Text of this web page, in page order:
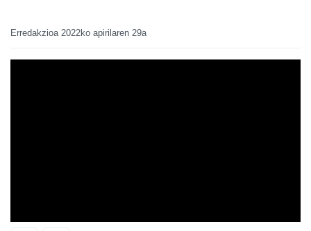
Erredakzioa 2022ko apirilaren 29a